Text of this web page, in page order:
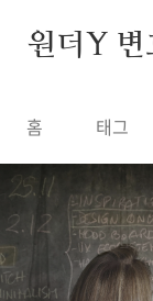
원더Y
홈 태그